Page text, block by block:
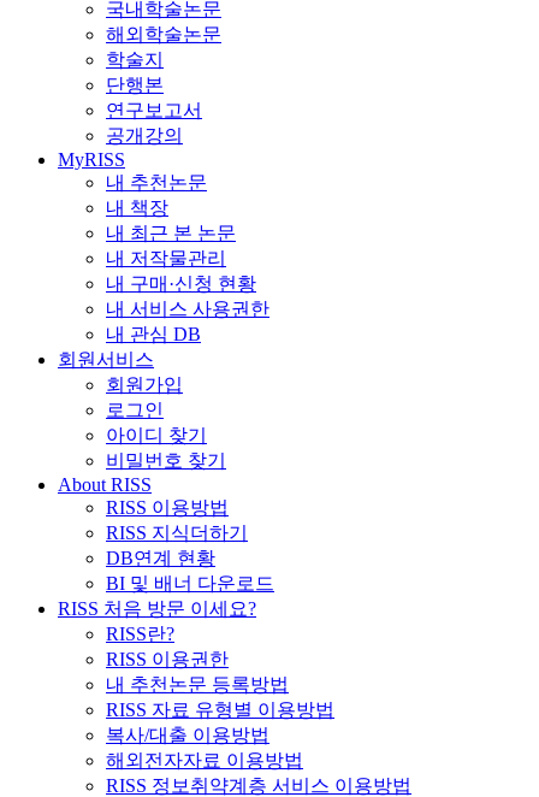
국내학술논문
해외학술논문
학술지
단행본
연구보고서
공개강의
MyRISS
내 추천논문
내 책장
내 최근 본 논문
내 저작물관리
내 구매·신청 현황
내 서비스 사용권한
내 관심 DB
회원서비스
회원가입
로그인
아이디 찾기
비밀번호 찾기
About RISS
RISS 이용방법
RISS 지식더하기
DB연계 현황
BI 및 배너 다운로드
RISS 처음 방문 이세요?
RISS란?
RISS 이용권한
내 추천논문 등록방법
RISS 자료 유형별 이용방법
복사/대출 이용방법
해외전자자료 이용방법
RISS 정보취약계층 서비스 이용방법